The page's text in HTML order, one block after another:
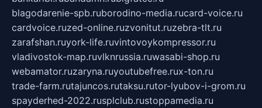
blagodarenie-spb.ruborodino-media.rucard-voice.ru
cardvoice.ruzed-online.ruzvonitut.ruzebra-tlt.ru
zarafshan.ruyork-life.ruvintovoykompressor.ru
vladivostok-map.ruvlknrussia.ruwasabi-shop.ru
webamator.ruzaryna.ruyoutubefree.rux-ton.ru
trade-farm.rutajuncos.rutaksu.rutor-lyubov-i-grom.ru
spayderhed-2022.rusplclub.rustoppamedia.ru